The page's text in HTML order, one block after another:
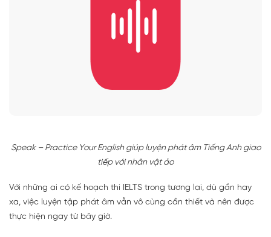
Speak – Practice Your English giúp luyện phát âm Tiếng Anh giao
tiếp với nhân vật ảo
Với những ai có kế hoạch thi IELTS trong tương lai, dù gần hay
xa, việc luyện tập phát âm vẫn vô cùng cần thiết và nên được
thực hiện ngay từ bây giờ.